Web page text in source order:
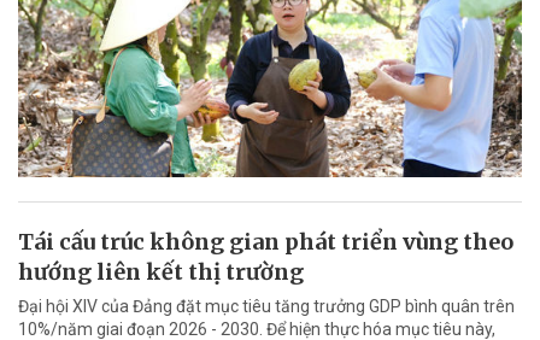
Tái cấu trúc không gian phát triển vùng theo
hướng liên kết thị trường
Đại hội XIV của Đảng đặt mục tiêu tăng trưởng GDP bình quân trên
10%/năm giai đoạn 2026 - 2030. Để hiện thực hóa mục tiêu này,